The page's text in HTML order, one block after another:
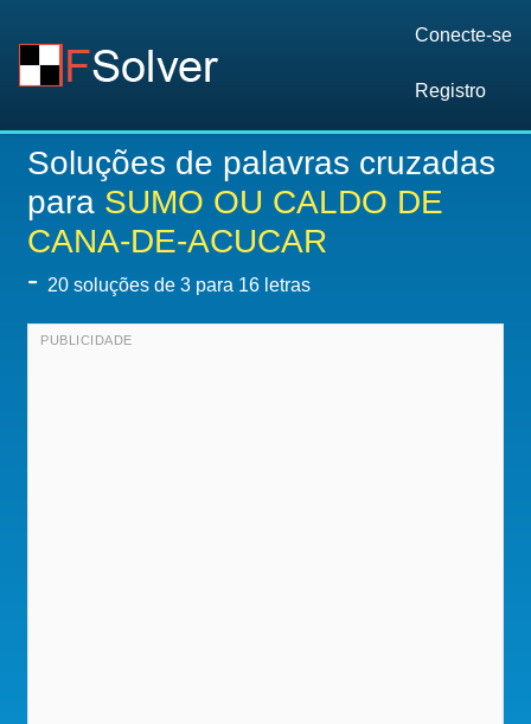
Conecte-se
Registro
Soluções de palavras cruzadas
para SUMO OU CALDO DE
CANA-DE-ACUCAR
- 20 soluções de 3 para 16 letras